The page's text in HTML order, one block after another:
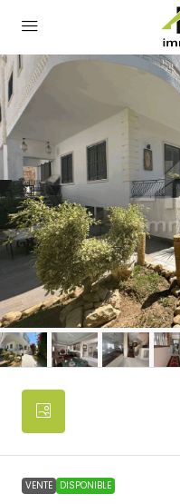
VENTE DISPONIBLE